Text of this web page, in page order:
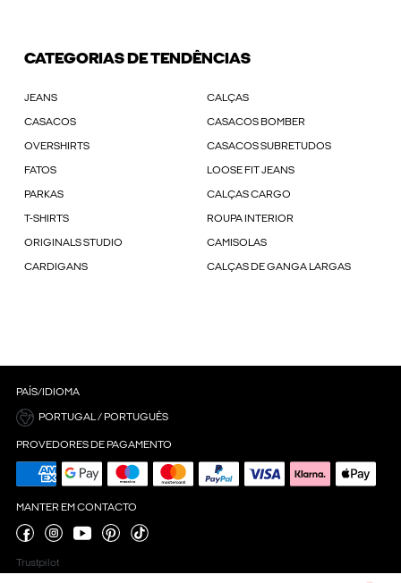
CATEGORIAS DE TENDÊNCIAS
JEANS CALÇAS
CASACOS CASACOS BOMBER
OVERSHIRTS CASACOS SUBRETUDOS
FATOS LOOSE FIT JEANS
PARKAS CALÇAS CARGO
T-SHIRTS ROUPA INTERIOR
ORIGINALS STUDIO CAMISOLAS
CARDIGANS CALÇAS DE GANGA LARGAS
PAÍS/IDIOMA
PORTUGAL / PORTUGUÊS
PROVEDORES DE PAGAMENTO
MANTER EM CONTACTO
Trustpilot